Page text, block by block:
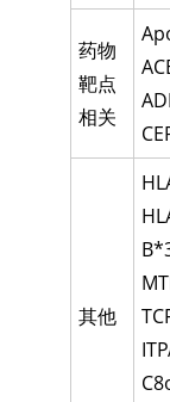
药物
靶点
相关
其他